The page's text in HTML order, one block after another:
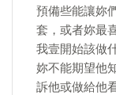
預備些能讓妳
套，或者妳最
我壹開始該做
妳不能期望他
訴他或做給他